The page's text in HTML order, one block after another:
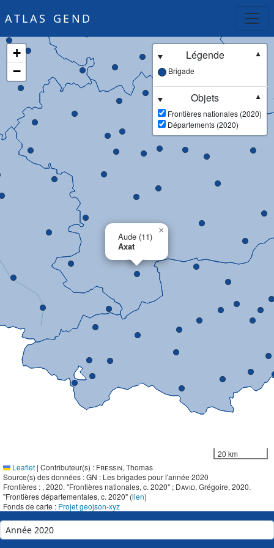
ATLAS GEND
Aude (11)
Axat
×
+
−
Légende
▼
Brigade
Objets
▼
Frontières nationales (2020)
Départements (2020)
20 km
Leaflet | Contributeur(s) : Fressin, Thomas
Source(s) des données : GN : Les brigades pour l'année 2020
Frontières : , 2020. "Frontières nationales, c. 2020" ; David, Grégoire, 2020.
"Frontières départementales, c. 2020" (lien)
Fonds de carte : Projet geojson-xyz